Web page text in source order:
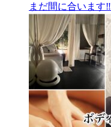
まだ間に合います‼️